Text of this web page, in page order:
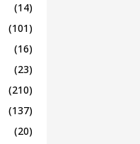
(14)
(101)
(16)
(23)
(210)
(137)
(20)